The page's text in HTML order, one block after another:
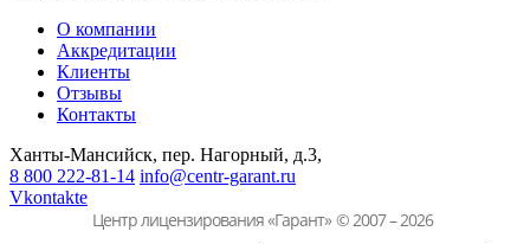
О компании
Аккредитации
Клиенты
Отзывы
Контакты
Ханты-Мансийск, пер. Нагорный, д.3,
8 800 222-81-14 info@centr-garant.ru
Vkontakte
Центр лицензирования «Гарант» © 2007 – 2026